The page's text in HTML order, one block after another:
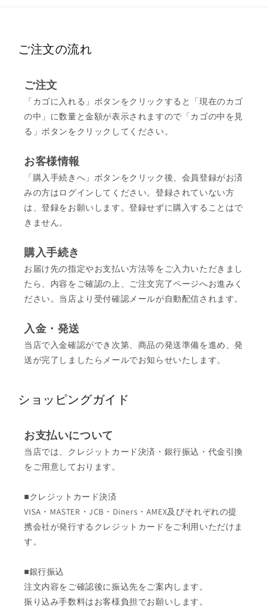
ご注文の流れ
ご注文
「カゴに入れる」ボタンをクリックすると「現在のカゴ
の中」に数量と金額が表示されますので「カゴの中を見
る」ボタンをクリックしてください。
お客様情報
「購入手続きへ」ボタンをクリック後、会員登録がお済
みの方はログインしてください。登録されていない方
は、登録をお願いします。登録せずに購入することはで
きません。
購入手続き
お届け先の指定やお支払い方法等をご入力いただきまし
たら、内容をご確認の上、ご注文完了ページへお進みく
ださい。当店より受付確認メールが自動配信されます。
入金・発送
当店で入金確認ができ次第、商品の発送準備を進め、発
送が完了しましたらメールでお知らせいたします。
ショッピングガイド
お支払いについて
当店では、クレジットカード決済・銀行振込・代金引換
をご用意しております。
■クレジットカード決済
VISA・MASTER・JCB・Diners・AMEX及びそれぞれの提
携会社が発行するクレジットカードをご利用いただけま
す。
■銀行振込
注文内容をご確認後に振込先をご案内します。
振り込み手数料はお客様負担でお願いします。